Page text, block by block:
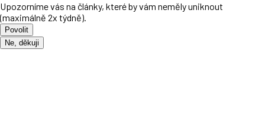
Upozorníme vás na články, které by vám neměly uniknout
(maximálně 2x týdně).
Povolit
Ne, děkuji